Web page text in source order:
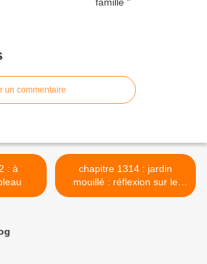
un commentaire
chapitre 1314 : jardin
mouillé : réflexion sur le
rouge >